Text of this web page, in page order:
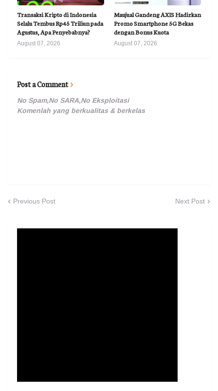
Transaksi Kripto di Indonesia
Selalu Tembus Rp45 Triliun pada
Agustus, Apa Penyebabnya?
August 07, 2026
Maujual Gandeng AXIS Hadirkan
Promo Smartphone 5G Bekas
dengan Bonus Kuota
August 07, 2026
Post a Comment
No Spam,No SARA,No Eksploitasi
Komenlah yang berkualitas & berkelas
Previous Post Next Post